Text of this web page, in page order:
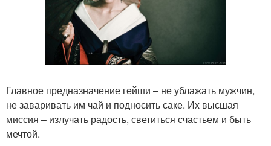
Главное предназначение гейши – не ублажать мужчин,
не заваривать им чай и подносить саке. Их высшая
миссия – излучать радость, светиться счастьем и быть
мечтой.